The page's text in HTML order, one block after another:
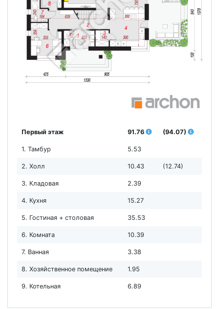
Первый этаж 91.76 (94.07)
1. Тамбур 5.53
2. Холл 10.43 (12.74)
3. Кладовая 2.39
4. Кухня 15.27
5. Гостиная + столовая 35.53
6. Комната 10.39
7. Ванная 3.38
8. Хозяйственное помещение 1.95
9. Котельная 6.89